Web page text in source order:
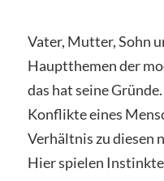
Vater, Mutter, Sohn
Hauptthemen der
das hat seine
Konflikte eines
Verhältnis zu diesen
Hier spielen